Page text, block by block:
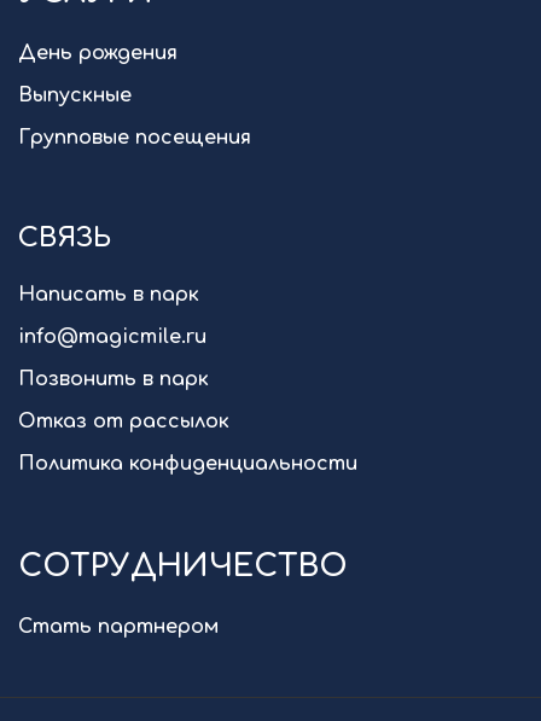
День рождения
Выпускные
Групповые посещения
СВЯЗЬ
Написать в парк
info@magicmile.ru
Позвонить в парк
Отказ от рассылок
Политика конфиденциальности
СОТРУДНИЧЕСТВО
Стать партнером